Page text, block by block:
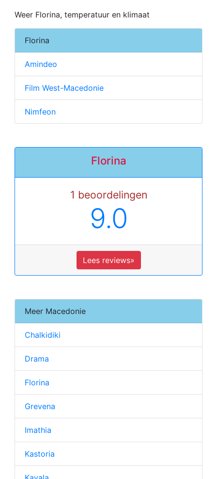
Weer Florina, temperatuur en klimaat
Florina
Amindeo
Film West-Macedonie
Nimfeon
Florina
1 beoordelingen
9.0
Lees reviews»
Meer Macedonie
Chalkidiki
Drama
Florina
Grevena
Imathia
Kastoria